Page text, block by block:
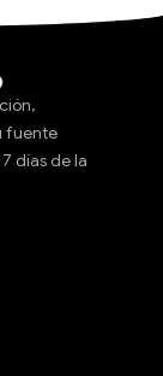
fuente
días de la